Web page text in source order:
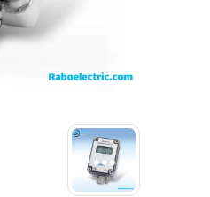
انکودر
کوپلینگ